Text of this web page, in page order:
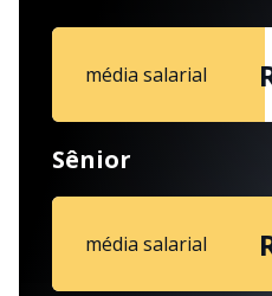
média salarial
Sênior
média salarial